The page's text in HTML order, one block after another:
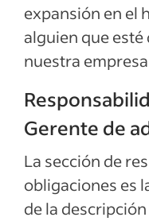
expansión en el
alguien que
nuestra
Gerente de
La sección de
obligaciones es
de la